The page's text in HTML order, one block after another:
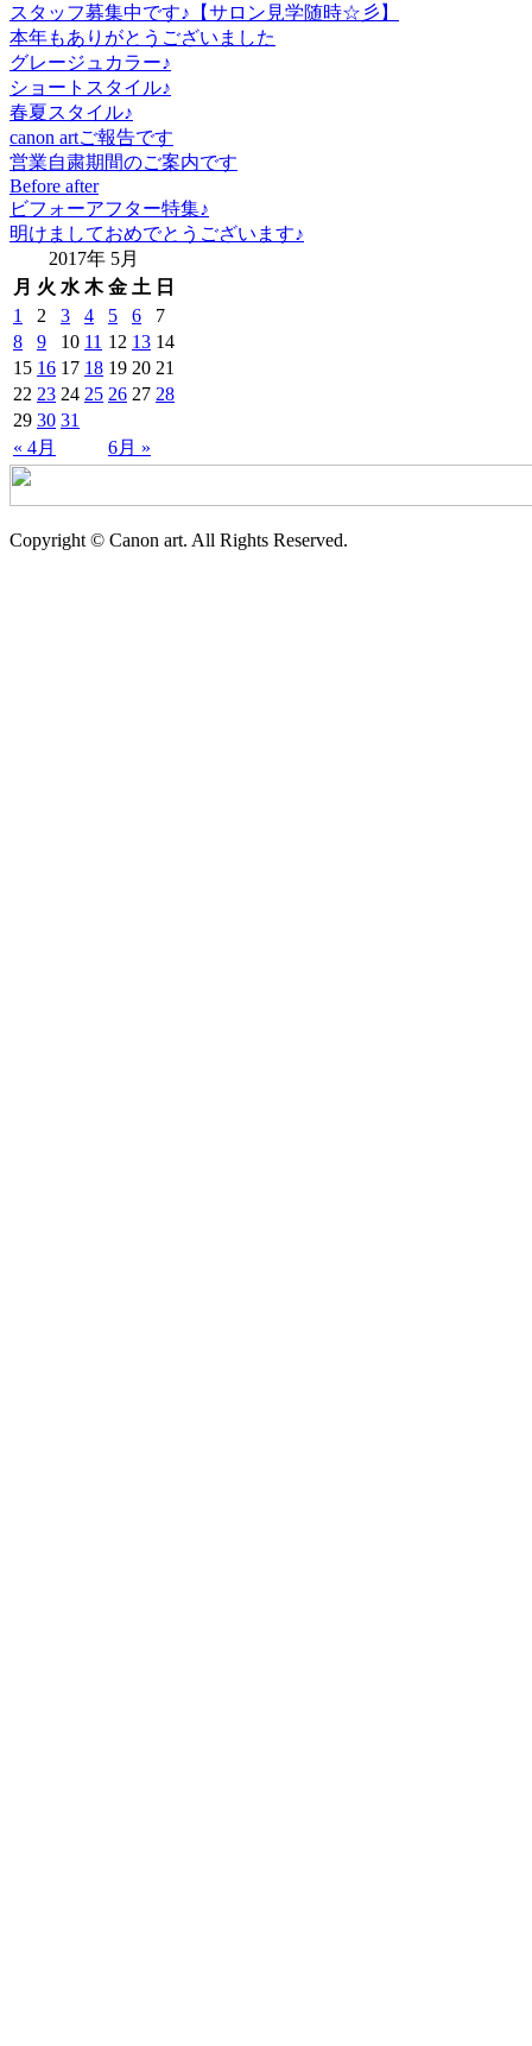
スタッフ募集中です♪【サロン見学随時☆彡】
本年もありがとうございました
グレージュカラー♪
ショートスタイル♪
春夏スタイル♪
canon artご報告です
営業自粛期間のご案内です
Before after
ビフォーアフター特集♪
明けましておめでとうございます♪
2017年 5月
月 火 水 木 金 土 日
« 4月 6月 »
1 2 3 4 5 6
7
8
9 10 11 12 13 14
15 16 17 18 19 20 21
22 23 24 25 26 27 28
29 30 31
Copyright © Canon art. All Rights Reserved.